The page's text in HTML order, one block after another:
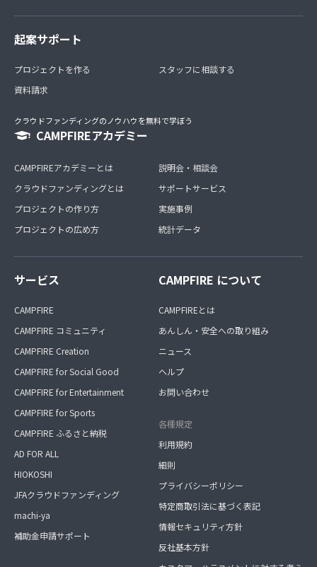
起案サポート
プロジェクトを作る
資料請求
スタッフに相談する
クラウドファンディングのノウハウを無料で学ぼう
CAMPFIREアカデミー
CAMPFIREアカデミーとは
クラウドファンディングとは
プロジェクトの作り方
プロジェクトの広め方
説明会・相談会
サポートサービス
実施事例
統計データ
サービス
CAMPFIRE
CAMPFIRE コミュニティ
CAMPFIRE Creation
CAMPFIRE for Social Good
CAMPFIRE for Entertainment
CAMPFIRE for Sports
CAMPFIRE ふるさと納税
AD FOR ALL
HIOKOSHI
JFAクラウドファンディング
machi-ya
補助金申請サポート
CAMPFIRE について
CAMPFIREとは
あんしん・安全への取り組み
ニュース
ヘルプ
お問い合わせ
各種規定
利用規約
細則
プライバシーポリシー
特定商取引法に基づく表記
情報セキュリティ方針
反社基本方針